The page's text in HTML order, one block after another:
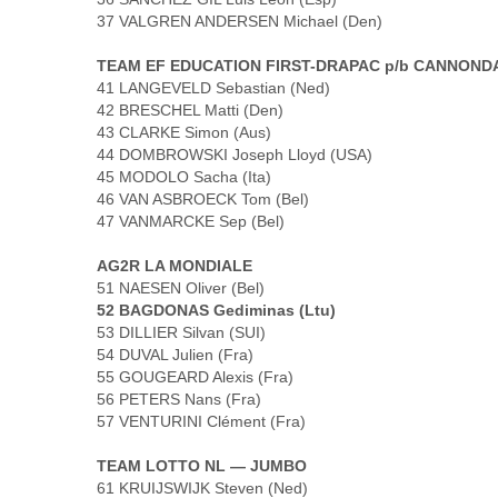
37 VALGREN ANDERSEN Michael (Den)
TEAM EF EDUCATION FIRST-DRAPAC p/b
41 LANGEVELD Sebastian (Ned)
42 BRESCHEL Matti (Den)
43 CLARKE Simon (Aus)
44 DOMBROWSKI Joseph Lloyd (USA)
45 MODOLO Sacha (Ita)
46 VAN ASBROECK Tom (Bel)
47 VANMARCKE Sep (Bel)
AG2R LA MONDIALE
51 NAESEN Oliver (Bel)
52 BAGDONAS Gediminas (Ltu)
53 DILLIER Silvan (SUI)
54 DUVAL Julien (Fra)
55 GOUGEARD Alexis (Fra)
56 PETERS Nans (Fra)
57 VENTURINI Clément (Fra)
TEAM LOTTO NL — JUMBO
61 KRUIJSWIJK Steven (Ned)